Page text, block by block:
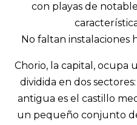
con playas de
No faltan instalaciones
Chorio, la capital, ocupa
dividida en dos
antigua es el castillo
un pequeño conjunto